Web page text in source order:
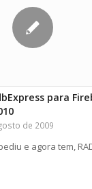
para
de 2009
e agora tem,